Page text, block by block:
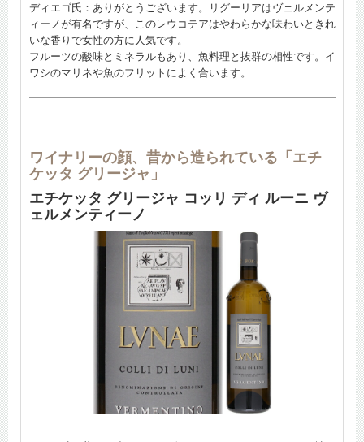
ディエゴ氏：ありがとうございます。リグーリアはヴェルメンテ
ィーノが有名ですが、このレウコテアはやわらかな味わいときれ
いな香りで女性の方に人気です。
フルーツの酸味とミネラルもあり、魚料理と抜群の相性です。イ
ワシのマリネや魚のフリットによく合います。
ワイナリーの顔、昔から造られている「エチ
ケッタ グリージャ」
エチケッタ グリージャ コッリ ディ ルーニ ヴ
ェルメンティーノ